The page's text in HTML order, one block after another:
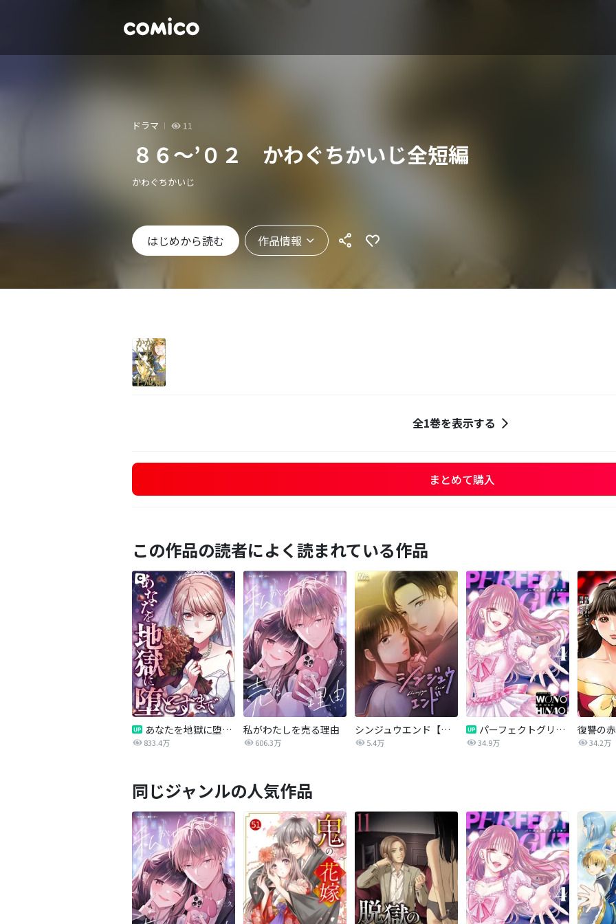
ドラマ 11
８６～’０２ かわぐちかいじ全短編
かわぐちかいじ
はじめから読む 作品情報
全1巻を表示する
まとめて購入
この作品の読者によく読まれている作品
あなたを地獄に堕とすまで
833.4万
私がわたしを売る理由
606.3万
シンジュウエンド【タテヨミ】
5.4万
パーフェクトグリッター
34.9万 34.2万
同じジャンルの人気作品